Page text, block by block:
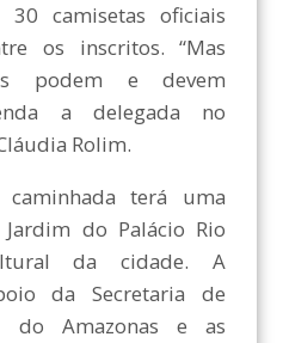
30 camisetas oficiais
os inscritos. “Mas
podem e devem
a delegada no
Rolim.
terá uma
do Palácio Rio
da cidade. A
da Secretaria de
do Amazonas e as